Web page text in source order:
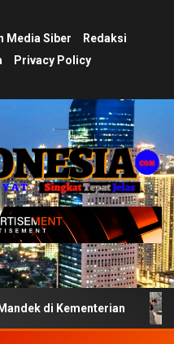
Media Siber
Redaksi
Privacy Policy
Ujian